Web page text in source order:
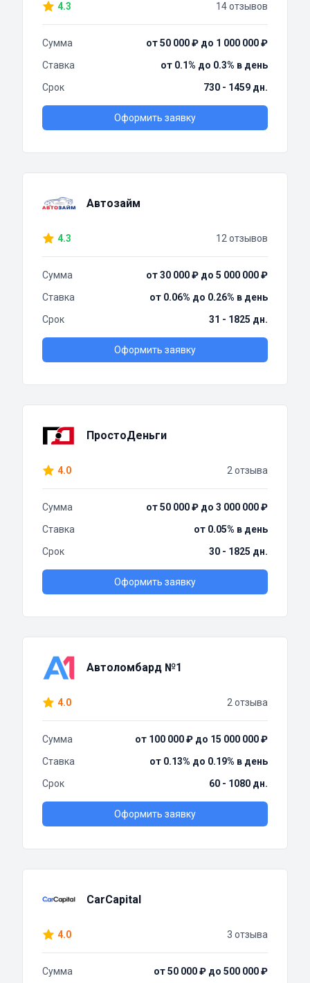
4.3 14 отзывов
Сумма
от 50 000 ₽ до 1 000 000 ₽
Ставка
от 0.1% до 0.3% в день
Срок
730 - 1459 дн.
Оформить заявку
Автозайм
4.3 12 отзывов
Сумма
от 30 000 ₽ до 5 000 000 ₽
Ставка
от 0.06% до 0.26% в день
Срок
31 - 1825 дн.
Оформить заявку
ПростоДеньги
4.0 2 отзыва
Сумма
от 50 000 ₽ до 3 000 000 ₽
Ставка
от 0.05% в день
Срок
30 - 1825 дн.
Оформить заявку
Автоломбард №1
4.0 2 отзыва
Сумма
от 100 000 ₽ до 15 000 000 ₽
Ставка
от 0.13% до 0.19% в день
Срок
60 - 1080 дн.
Оформить заявку
CarCapital
4.0 3 отзыва
Сумма
от 50 000 ₽ до 500 000 ₽